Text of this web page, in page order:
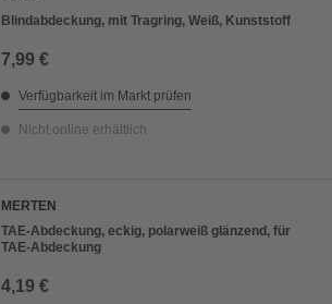
Blindabdeckung, mit Tragring, Weiß, Kunststoff
7,99 €
Verfügbarkeit im Markt prüfen
Nicht online erhältlich
MERTEN
TAE-Abdeckung, eckig, polarweiß glänzend, für
TAE-Abdeckung
4,19 €